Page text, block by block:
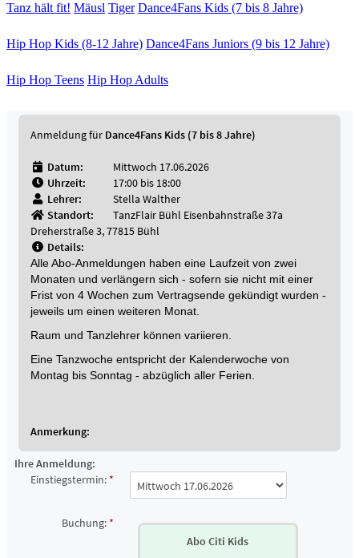
Tanz hält fit! Mäusl Tiger Dance4Fans Kids (7 bis 8 Jahre)
Hip Hop Kids (8-12 Jahre) Dance4Fans Juniors (9 bis 12 Jahre)
Hip Hop Teens Hip Hop Adults